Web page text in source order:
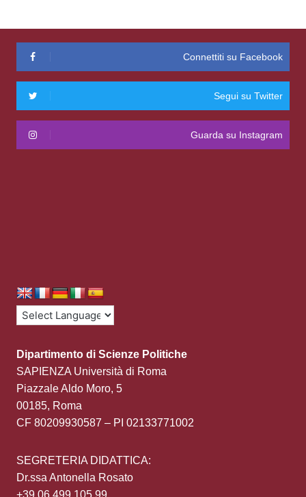
Connettiti su Facebook
Segui su Twitter
Guarda su Instagram
Dipartimento di Scienze Politiche
SAPIENZA Università di Roma
Piazzale Aldo Moro, 5
00185, Roma
CF 80209930587 – PI 02133771002
SEGRETERIA DIDATTICA:
Dr.ssa Antonella Rosato
+39 06 499 105 99